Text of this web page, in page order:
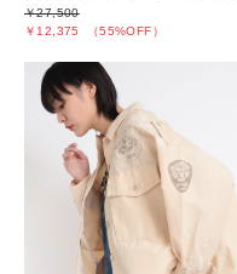
￥12,375 （55%OFF）
￥27,500